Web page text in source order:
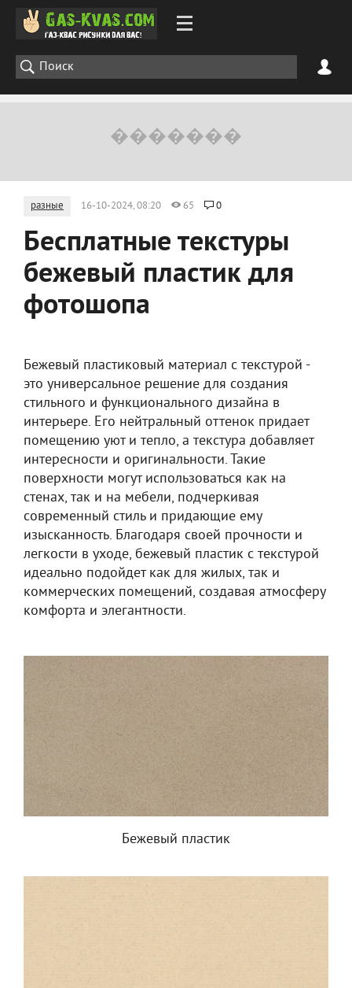
разные 16-10-2024, 08:20 65 0
Бесплатные текстуры
бежевый пластик для
фотошопа
Бежевый пластиковый материал с текстурой -
это универсальное решение для создания
стильного и функционального дизайна в
интерьере. Его нейтральный оттенок придает
помещению уют и тепло, а текстура добавляет
интересности и оригинальности. Такие
поверхности могут использоваться как на
стенах, так и на мебели, подчеркивая
современный стиль и придающие ему
изысканность. Благодаря своей прочности и
легкости в уходе, бежевый пластик с текстурой
идеально подойдет как для жилых, так и
коммерческих помещений, создавая атмосферу
комфорта и элегантности.
Бежевый пластик